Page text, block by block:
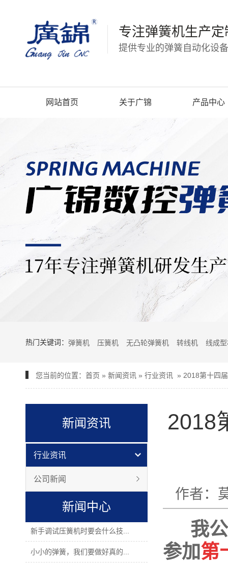
专注弹簧机生产定
提供专业的弹簧自动化设
网站首页 关于广锦 产品中心
热门关键词： 弹簧机 压簧机 无凸轮弹簧机 转线机 线成
您当前的位置： 首页 » 新闻资讯 » 行业资讯 » 2018第十四
新闻资讯
行业资讯
公司新闻
新闻中心
新手调试压簧机时要会什么技...
小小的弹簧，我们要做好真的...
2018
作者：
我公
参加第